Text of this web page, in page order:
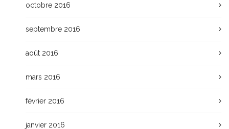
octobre 2016
septembre 2016
août 2016
mars 2016
février 2016
janvier 2016